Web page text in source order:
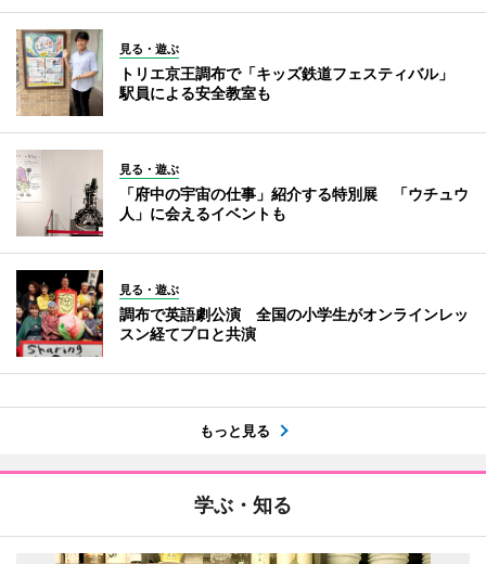
見る・遊ぶ
トリエ京王調布で「キッズ鉄道フェスティバル」
駅員による安全教室も
見る・遊ぶ
「府中の宇宙の仕事」紹介する特別展 「ウチュウ
人」に会えるイベントも
見る・遊ぶ
調布で英語劇公演 全国の小学生がオンラインレッ
スン経てプロと共演
もっと見る
学ぶ・知る